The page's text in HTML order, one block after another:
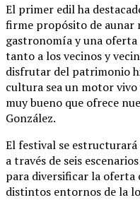
El primer edil ha
firme propósito de aunar
gastronomía y una oferta
tanto a los vecinos y
disfrutar del patrimonio
cultura sea un motor
muy bueno que ofrece
González.
El festival se
a través de seis
para diversificar la
distintos entornos de la